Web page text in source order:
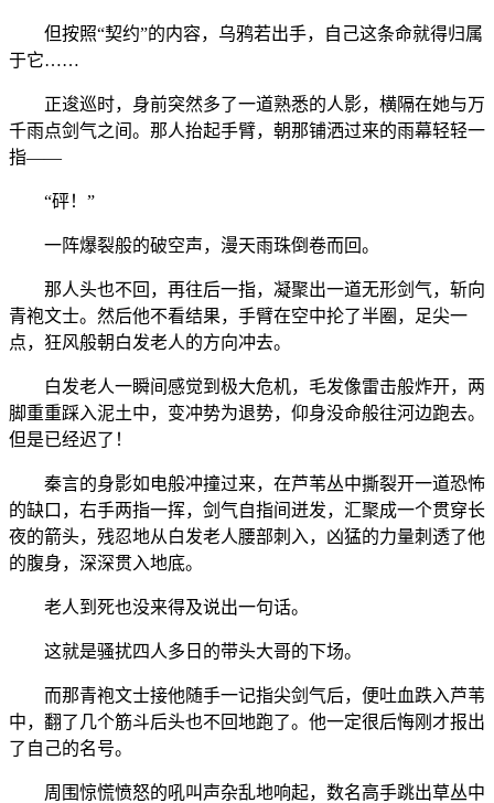
但按照“契约”的内容，乌鸦若出手，自己这条命就得归属
于它……
正逡巡时，身前突然多了一道熟悉的人影，横隔在她与万
千雨点剑气之间。那人抬起手臂，朝那铺洒过来的雨幕轻轻一
指——
“砰！”
一阵爆裂般的破空声，漫天雨珠倒卷而回。
那人头也不回，再往后一指，凝聚出一道无形剑气，斩向
青袍文士。然后他不看结果，手臂在空中抡了半圈，足尖一
点，狂风般朝白发老人的方向冲去。
白发老人一瞬间感觉到极大危机，毛发像雷击般炸开，两
脚重重踩入泥土中，变冲势为退势，仰身没命般往河边跑去。
但是已经迟了！
秦言的身影如电般冲撞过来，在芦苇丛中撕裂开一道恐怖
的缺口，右手两指一挥，剑气自指间迸发，汇聚成一个贯穿长
夜的箭头，残忍地从白发老人腰部刺入，凶猛的力量刺透了他
的腹身，深深贯入地底。
老人到死也没来得及说出一句话。
这就是骚扰四人多日的带头大哥的下场。
而那青袍文士接他随手一记指尖剑气后，便吐血跌入芦苇
中，翻了几个筋斗后头也不回地跑了。他一定很后悔刚才报出
了自己的名号。
周围惊慌愤怒的吼叫声杂乱地响起，数名高手跳出草丛中